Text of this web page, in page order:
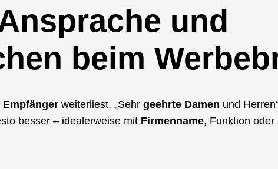
und
beim
Empfänger weiterliest. „Sehr geehrte Damen und
besser – idealerweise mit Firmenname, Funktion oder